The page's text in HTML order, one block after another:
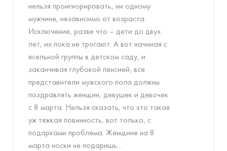
нельзя проигнорировать, ни одному
мужчине, независимо от возраста.
Исключение, разве что – дети до двух
лет, их пока не трогают. А вот начиная с
ясельной группы в детском саду, и
заканчивая глубокой пенсией, все
представители мужского пола должны
поздравлять женщин, девушек и девочек
с 8 марта. Нельзя сказать, что это такая
уж тяжкая повинность, вот только, с
подарками проблема. Женщине на 8
марта носки не подаришь…